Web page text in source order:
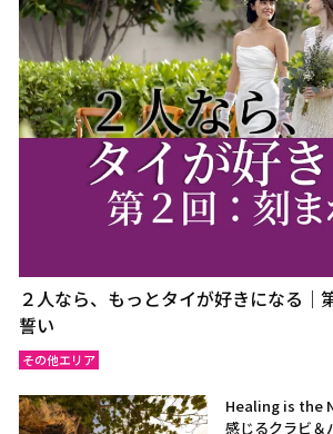
２人なら、もっとタイが好きになる｜
誓い
その他エリア
Healing is the
感じるクラビ＆